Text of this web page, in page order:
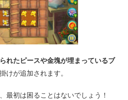
れたピースや金塊が埋まっているブ
けが追加されます。
最初は困ることはないでしょう！